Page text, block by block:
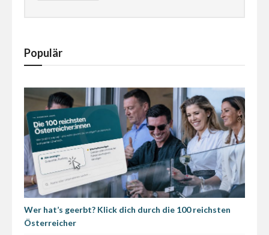
Populär
Wer hat’s geerbt? Klick dich durch die 100 reichsten
Österreicher